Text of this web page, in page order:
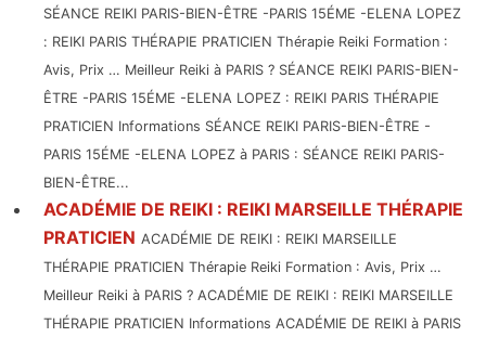
SÉANCE REIKI PARIS-BIEN-ÊTRE -PARIS 15ÉME -ELENA LOPEZ
: REIKI PARIS THÉRAPIE PRATICIEN Thérapie Reiki Formation :
Avis, Prix … Meilleur Reiki à PARIS ? SÉANCE REIKI PARIS-BIEN-
ÊTRE -PARIS 15ÉME -ELENA LOPEZ : REIKI PARIS THÉRAPIE
PRATICIEN Informations SÉANCE REIKI PARIS-BIEN-ÊTRE -
PARIS 15ÉME -ELENA LOPEZ à PARIS : SÉANCE REIKI PARIS-
BIEN-ÊTRE...
ACADÉMIE DE REIKI : REIKI MARSEILLE THÉRAPIE
PRATICIEN ACADÉMIE DE REIKI : REIKI MARSEILLE
THÉRAPIE PRATICIEN Thérapie Reiki Formation : Avis, Prix …
Meilleur Reiki à PARIS ? ACADÉMIE DE REIKI : REIKI MARSEILLE
THÉRAPIE PRATICIEN Informations ACADÉMIE DE REIKI à PARIS